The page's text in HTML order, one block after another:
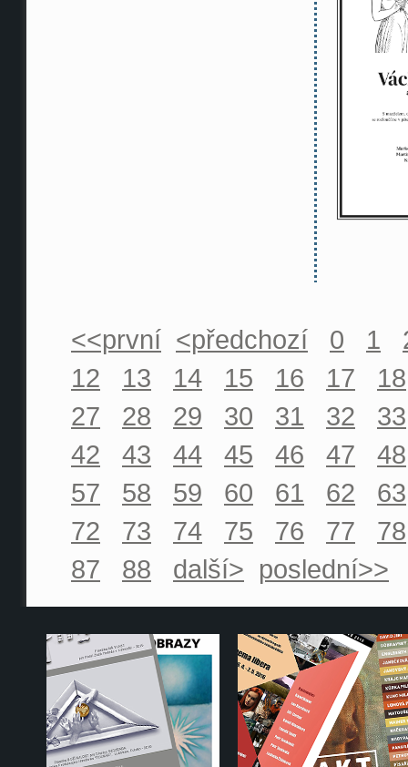
<<první <předchozí 0 1
12
13 14 15 16 17
18
27
28 29 30 31 32
33
42
43 44 45 46 47
48
57
58 59 60 61 62
63
72
73 74 75 76 77
78
87
88 další> poslední>>